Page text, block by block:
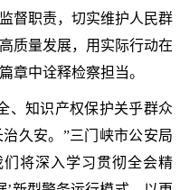
督职责，切实维护人民群
质量发展，用实际行动在
章中诠释检察担当。
知识产权保护关乎群众
久安。”三门峡市公安局
将深入学习贯彻全会精